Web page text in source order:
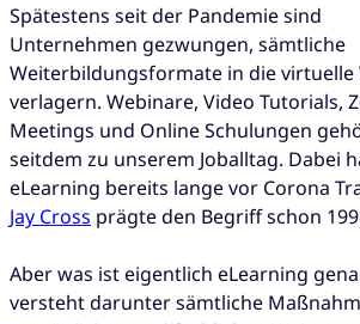
Spätestens seit der Pandemie sind
Unternehmen gezwungen, sämtliche
Weiterbildungsformate in die virtuelle
verlagern. Webinare, Video Tutorials,
Meetings und Online Schulungen
seitdem zu unserem Joballtag. Dabei
eLearning bereits lange vor Corona
Jay Cross prägte den Begriff schon
Aber was ist eigentlich eLearning
versteht darunter sämtliche